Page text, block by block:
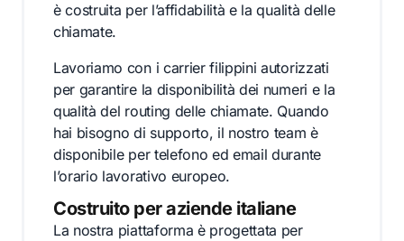
è costruita per l’affidabilità e la qualità delle
chiamate.
Lavoriamo con i carrier filippini autorizzati
per garantire la disponibilità dei numeri e la
qualità del routing delle chiamate. Quando
hai bisogno di supporto, il nostro team è
disponibile per telefono ed email durante
l’orario lavorativo europeo.
Costruito per aziende italiane
La nostra piattaforma è progettata per